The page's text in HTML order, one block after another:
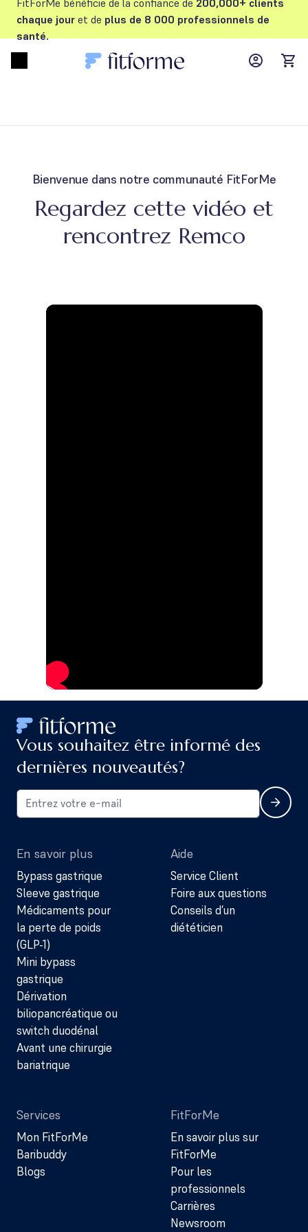
FitForMe bénéficie de la confiance de 200,000+ clients
chaque jour et de plus de 8 000 professionnels de
santé.
MyFFM
Bienvenue dans notre communauté FitForMe
Regardez cette vidéo et
rencontrez Remco
Vous souhaitez être informé des
dernières nouveautés?
En savoir plus
Bypass gastrique
Sleeve gastrique
Médicaments pour
la perte de poids
(GLP-1)
Mini bypass
gastrique
Dérivation
biliopancréatique ou
switch duodénal
Avant une chirurgie
bariatrique
Aide
Service Client
Foire aux questions
Conseils d’un
diététicien
Services
Mon FitForMe
Baribuddy
Blogs
FitForMe
En savoir plus sur
FitForMe
Pour les
professionnels
Carrières
Newsroom